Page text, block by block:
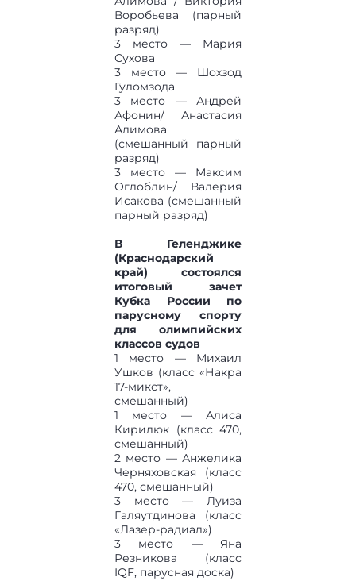
Воробьева (парный
разряд)
3 место — Мария
Сухова
3 место — Шохзод
Гуломзода
3 место — Андрей
Афонин/ Анастасия
Алимова
(смешанный парный
разряд)
3 место — Максим
Оглоблин/ Валерия
Исакова (смешанный
парный разряд)
В Геленджике
(Краснодарский
край) состоялся
итоговый зачет
Кубка России по
парусному спорту
для олимпийских
классов судов
1 место — Михаил
Ушков (класс «Накра
17-микст»,
смешанный)
1 место — Алиса
Кирилюк (класс 470,
смешанный)
2 место — Анжелика
Черняховская (класс
470, смешанный)
3 место — Луиза
Галяутдинова (класс
«Лазер-радиал»)
3 место — Яна
Резникова (класс
IQF, парусная доска)